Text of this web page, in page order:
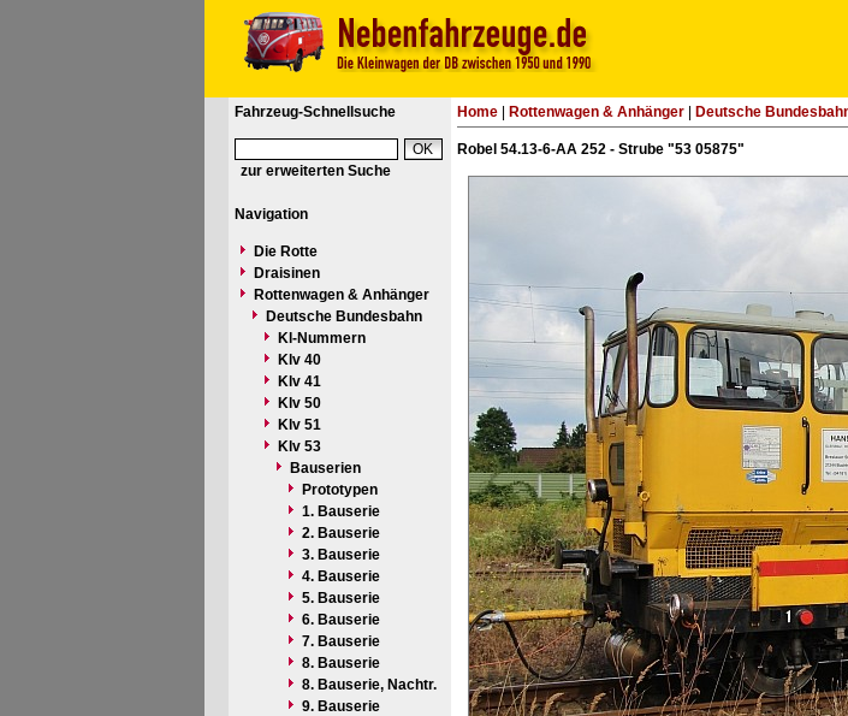
Fahrzeug-Schnellsuche
zur erweiterten Suche
Navigation
Die Rotte
Draisinen
Rottenwagen & Anhänger
Deutsche Bundesbahn
Kl-Nummern
Klv 40
Klv 41
Klv 50
Klv 51
Klv 53
Bauserien
Prototypen
1. Bauserie
2. Bauserie
3. Bauserie
4. Bauserie
5. Bauserie
6. Bauserie
7. Bauserie
8. Bauserie
8. Bauserie, Nachtr.
9. Bauserie
Home| Rottenwagen & Anhänger| Deutsche
Robel 54.13-6-AA 252 - Strube "53 05875"